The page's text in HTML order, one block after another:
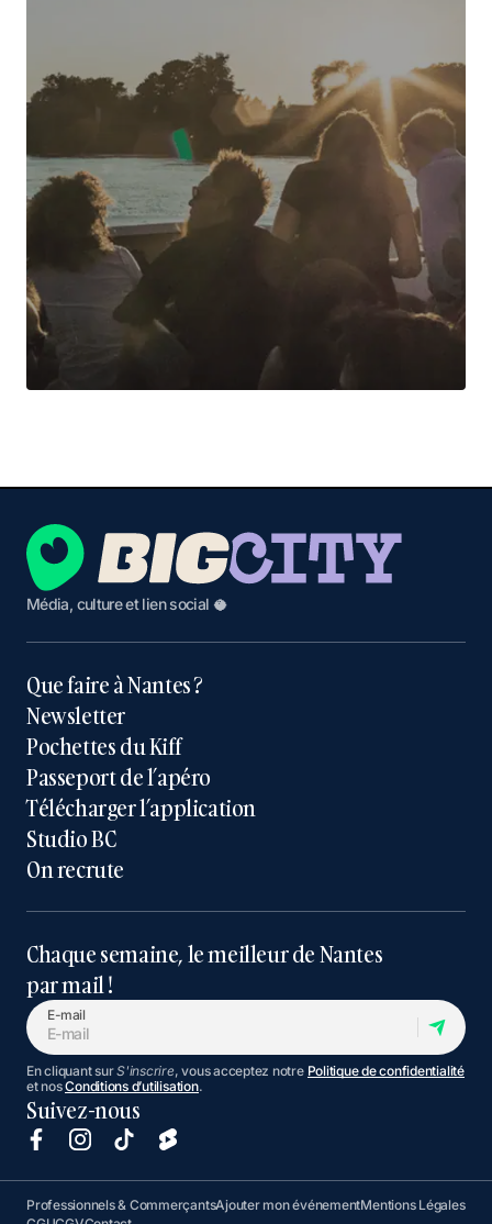
Média, culture et lien social 🥥
Que faire à Nantes ?
Newsletter
Pochettes du Kiff
Passeport de l’apéro
Télécharger l’application
Studio BC
On recrute
Chaque semaine, le meilleur de Nantes
par mail !
E-mail
En cliquant surS'inscrire, vous acceptez notre Politique de confidentialité
et nosConditions d’utilisation.
Suivez-nous
Professionnels & CommerçantsAjouter mon événementMentions Légales